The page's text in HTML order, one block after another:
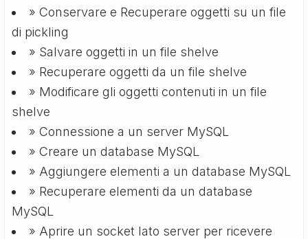
» Conservare e Recuperare oggetti su un file
di pickling
» Salvare oggetti in un file shelve
» Recuperare oggetti da un file shelve
» Modificare gli oggetti contenuti in un file
shelve
» Connessione a un server MySQL
» Creare un database MySQL
» Aggiungere elementi a un database MySQL
» Recuperare elementi da un database
MySQL
» Aprire un socket lato server per ricevere